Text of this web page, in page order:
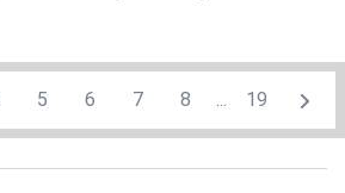
5 6 7 8 ... 19